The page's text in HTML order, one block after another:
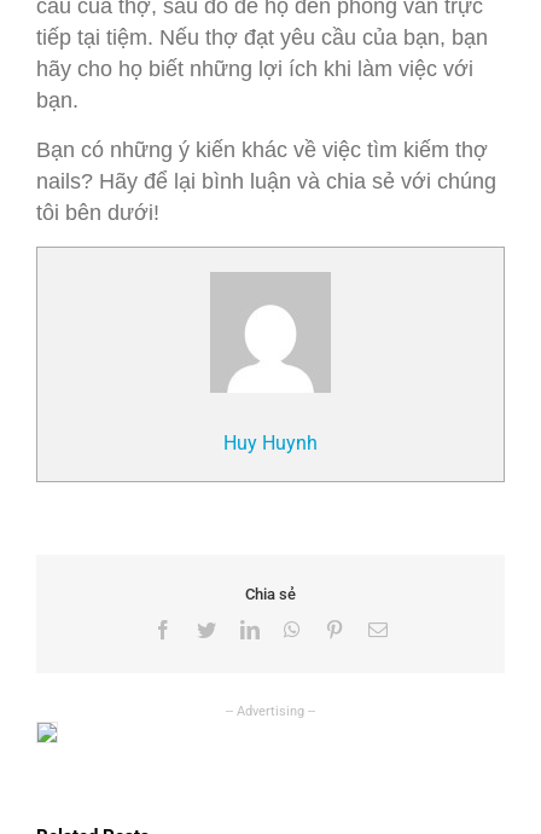
cầu của thợ, sau đó để họ đến phỏng vấn trực
tiếp tại tiệm. Nếu thợ đạt yêu cầu của bạn, bạn
hãy cho họ biết những lợi ích khi làm việc với
bạn.
Bạn có những ý kiến khác về việc tìm kiếm thợ
nails? Hãy để lại bình luận và chia sẻ với chúng
tôi bên dưới!
Huy Huynh
Chia sẻ
Facebook
TwitterLinkedInWhatsApp
PinterestEmail